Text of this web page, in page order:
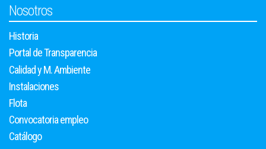
Nosotros
Historia
Portal de Transparencia
Calidad y M. Ambiente
Instalaciones
Flota
Convocatoria empleo
Catálogo